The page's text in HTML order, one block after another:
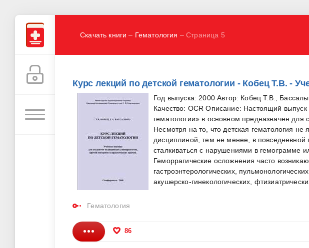
Скачать книги – Гематология – Страница 5
Курс лекций по детской гематологии - Кобец Т.В. -
Год выпуска: 2000 Автор: Кобец Т.В.,
Качество: OCR Описание: Настоящий выпуск
гематологии» в основном предназначен для
Несмотря на то, что детская гематология
дисциплиной, тем не менее, в повседневной
сталкиваться с нарушениями в гемограмме
Геморрагические осложнения часто
гастроэнтерологических,
акушерско-гинекологических,
Гематология
86